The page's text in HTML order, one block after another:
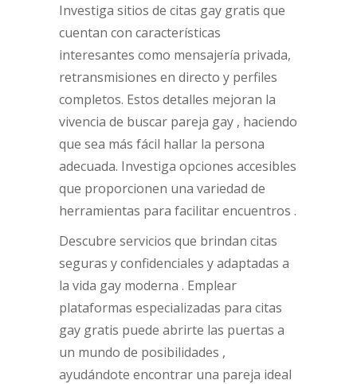
Investiga sitios de citas gay gratis que
cuentan con características
interesantes como mensajería privada,
retransmisiones en directo y perfiles
completos. Estos detalles mejoran la
vivencia de buscar pareja gay , haciendo
que sea más fácil hallar la persona
adecuada. Investiga opciones accesibles
que proporcionen una variedad de
herramientas para facilitar encuentros .
Descubre servicios que brindan citas
seguras y confidenciales y adaptadas a
la vida gay moderna . Emplear
plataformas especializadas para citas
gay gratis puede abrirte las puertas a
un mundo de posibilidades ,
ayudándote encontrar una pareja ideal